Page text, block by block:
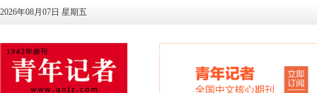
2026年08月07日 星期五